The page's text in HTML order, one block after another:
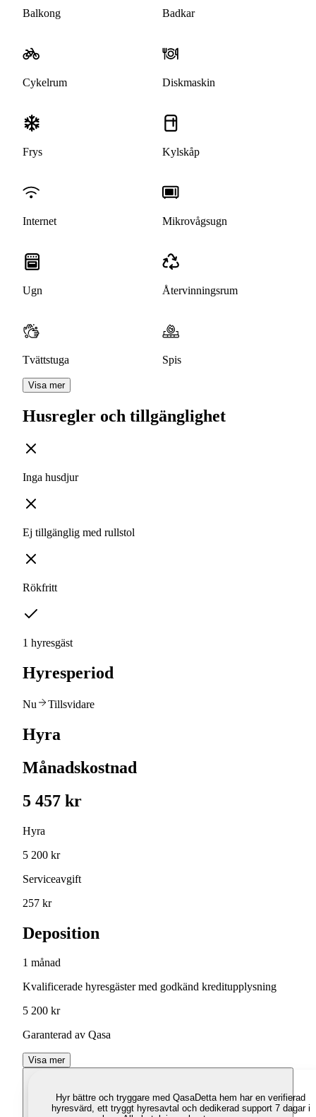
Balkong Badkar
Cykelrum Diskmaskin
Frys Kylskåp
Internet Mikrovågsugn
Ugn Återvinningsrum
Tvättstuga Spis
Visa mer
Husregler och tillgänglighet
Inga husdjur
Ej tillgänglig med rullstol
Rökfritt
1 hyresgäst
Hyresperiod
Nu Tillsvidare
Hyra
Månadskostnad
5 457 kr
Hyra
5 200 kr
Serviceavgift
257 kr
Deposition
1 månad
Kvalificerade hyresgäster med godkänd kreditupplysning
5 200 kr
Garanterad av Qasa
Visa mer
Hyr bättre och tryggare med QasaDetta hem har en verifierad
hyresvärd, ett tryggt hyresavtal och dedikerad support 7 dagar i